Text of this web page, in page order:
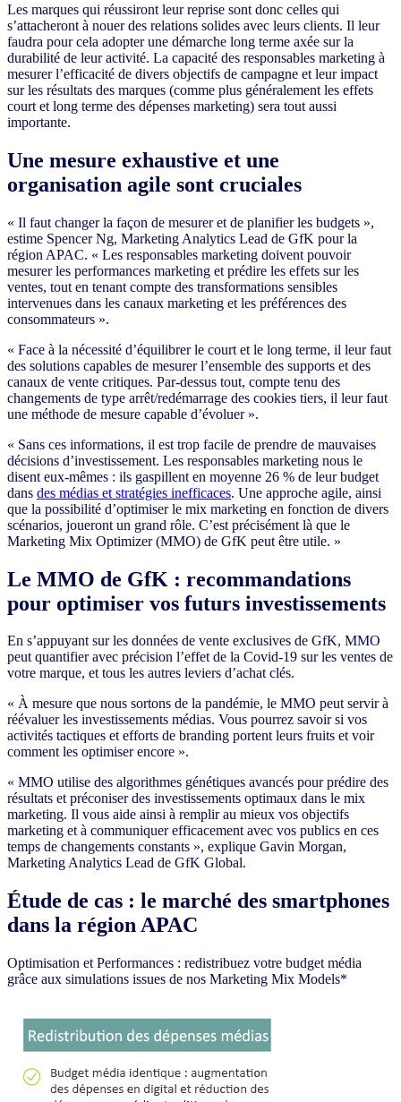
Les marques qui réussiront leur reprise sont donc celles qui
s’attacheront à nouer des relations solides avec leurs clients. Il leur
faudra pour cela adopter une démarche long terme axée sur la
durabilité de leur activité. La capacité des responsables marketing à
mesurer l’efficacité de divers objectifs de campagne et leur impact
sur les résultats des marques (comme plus généralement les effets
court et long terme des dépenses marketing) sera tout aussi
importante.
Une mesure exhaustive et une
organisation agile sont cruciales
« Il faut changer la façon de mesurer et de planifier les budgets »,
estime Spencer Ng, Marketing Analytics Lead de GfK pour la
région APAC. « Les responsables marketing doivent pouvoir
mesurer les performances marketing et prédire les effets sur les
ventes, tout en tenant compte des transformations sensibles
intervenues dans les canaux marketing et les préférences des
consommateurs ».
« Face à la nécessité d’équilibrer le court et le long terme, il leur faut
des solutions capables de mesurer l’ensemble des supports et des
canaux de vente critiques. Par-dessus tout, compte tenu des
changements de type arrêt/redémarrage des cookies tiers, il leur faut
une méthode de mesure capable d’évoluer ».
« Sans ces informations, il est trop facile de prendre de mauvaises
décisions d’investissement. Les responsables marketing nous le
disent eux-mêmes : ils gaspillent en moyenne 26 % de leur budget
dans des médias et stratégies inefficaces. Une approche agile, ainsi
que la possibilité d’optimiser le mix marketing en fonction de divers
scénarios, joueront un grand rôle. C’est précisément là que le
Marketing Mix Optimizer (MMO) de GfK peut être utile. »
Le MMO de GfK : recommandations
pour optimiser vos futurs investissements
En s’appuyant sur les données de vente exclusives de GfK, MMO
peut quantifier avec précision l’effet de la Covid-19 sur les ventes de
votre marque, et tous les autres leviers d’achat clés.
« À mesure que nous sortons de la pandémie, le MMO peut servir à
réévaluer les investissements médias. Vous pourrez savoir si vos
activités tactiques et efforts de branding portent leurs fruits et voir
comment les optimiser encore ».
« MMO utilise des algorithmes génétiques avancés pour prédire des
résultats et préconiser des investissements optimaux dans le mix
marketing. Il vous aide ainsi à remplir au mieux vos objectifs
marketing et à communiquer efficacement avec vos publics en ces
temps de changements constants », explique Gavin Morgan,
Marketing Analytics Lead de GfK Global.
Étude de cas : le marché des smartphones
dans la région APAC
Optimisation et Performances : redistribuez votre budget média
grâce aux simulations issues de nos Marketing Mix Models*